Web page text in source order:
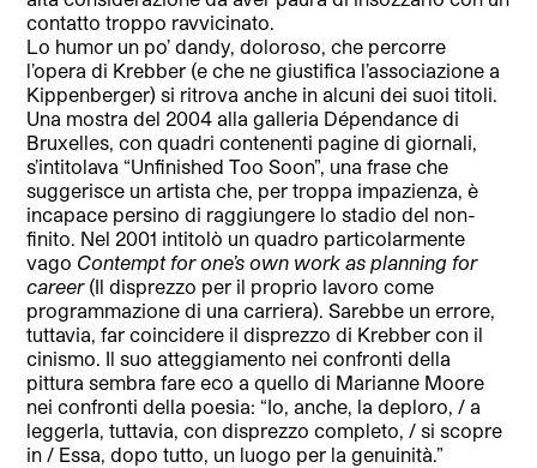
contatto troppo ravvicinato.
Lo humor un po’ dandy, doloroso, che percorre
l’opera di Krebber (e che ne giustifica l’associazione a
Kippenberger) si ritrova anche in alcuni dei suoi titoli.
Una mostra del 2004 alla galleria Dépendance di
Bruxelles, con quadri contenenti pagine di giornali,
s’intitolava “Unfinished Too Soon”, una frase che
suggerisce un artista che, per troppa impazienza, è
incapace persino di raggiungere lo stadio del non-
finito. Nel 2001 intitolò un quadro particolarmente
vago Contempt for one’s own work as planning for
career(Il disprezzo per il proprio lavoro come
programmazione di una carriera). Sarebbe un errore,
tuttavia, far coincidere il disprezzo di Krebber con il
cinismo. Il suo atteggiamento nei confronti della
pittura sembra fare eco a quello di Marianne Moore
nei confronti della poesia: “Io, anche, la deploro, / a
leggerla, tuttavia, con disprezzo completo, / si scopre
in / Essa, dopo tutto, un luogo per la genuinità.”